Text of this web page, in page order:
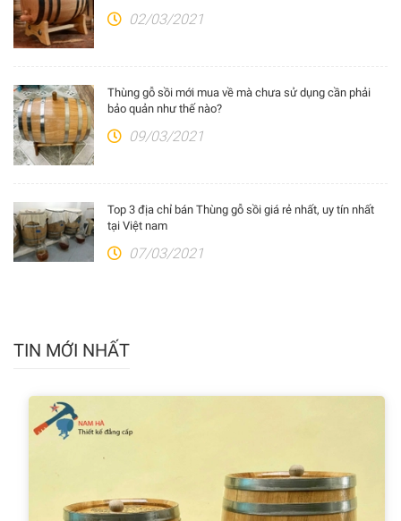
02/03/2021
Thùng gỗ sồi mới mua về mà chưa sử dụng cần phải
bảo quản như thế nào?
09/03/2021
Top 3 địa chỉ bán Thùng gỗ sồi giá rẻ nhất, uy tín nhất
tại Việt nam
07/03/2021
TIN MỚI NHẤT